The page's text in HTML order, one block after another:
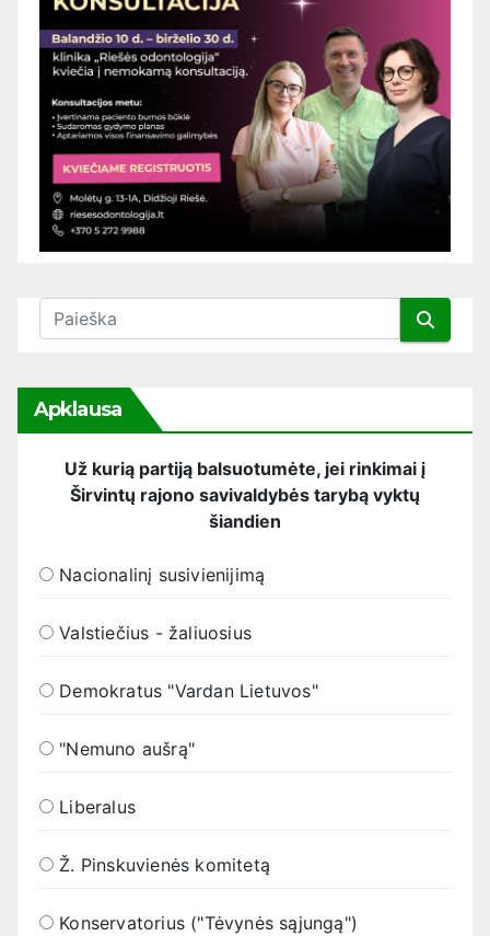
Apklausa
Už kurią partiją balsuotumėte, jei rinkimai į
Širvintų rajono savivaldybės tarybą vyktų
šiandien
Nacionalinį susivienijimą
Valstiečius - žaliuosius
Demokratus "Vardan Lietuvos"
"Nemuno aušrą"
Liberalus
Ž. Pinskuvienės komitetą
Konservatorius ("Tėvynės sąjungą")